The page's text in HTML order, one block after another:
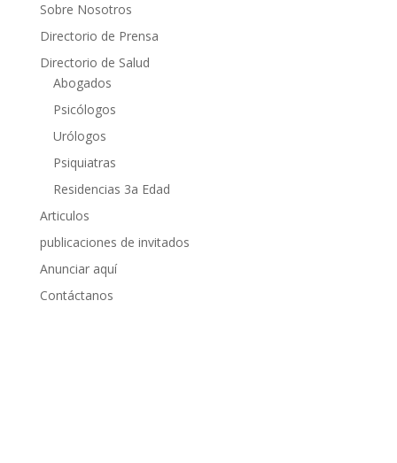
Sobre Nosotros
Directorio de Prensa
Directorio de Salud
Abogados
Psicólogos
Urólogos
Psiquiatras
Residencias 3a Edad
Articulos
publicaciones de invitados
Anunciar aquí
Contáctanos